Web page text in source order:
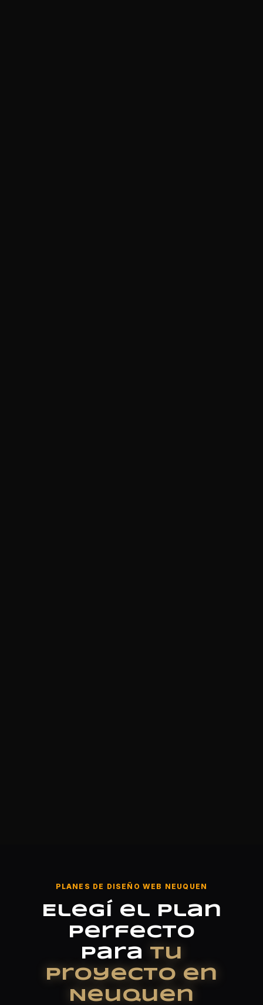
PLANES DE DISEÑO WEB NEUQUEN
Elegí el plan
perfecto
para tu
proyecto en
Neuquen